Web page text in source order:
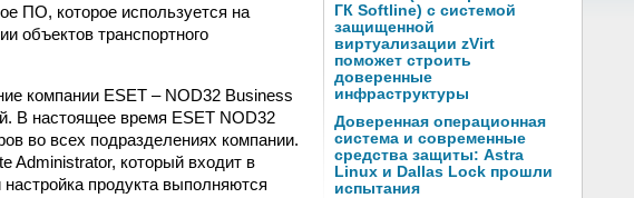
ПО, которое используется на
объектов транспортного
компании ESET – NOD32 Business
В настоящее время ESET NOD32
во всех подразделениях компании.
Administrator, который входит в
продукта выполняются
ГК Softline) с системой
защищенной
виртуализации zVirt
поможет строить
доверенные
инфраструктуры
Доверенная операционная
система и современные
средства защиты: Astra
Linux и Dallas Lock прошли
испытания